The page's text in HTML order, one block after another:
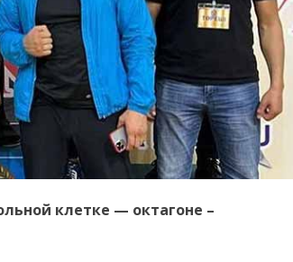
клетке — октагоне –